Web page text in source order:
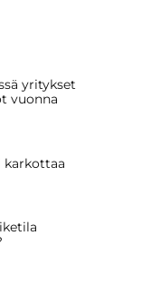
yritykset
vuonna
karkottaa